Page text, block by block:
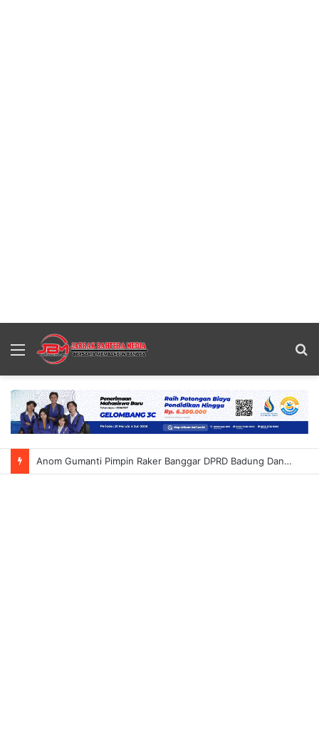
Menu
Anom Gumanti Pimpin Raker Banggar DPRD Badung Dan TAPD Bahas KUA-PPAS 2027 Tekankan Program Harus Berdampak Nyata Bagi Masyarakat